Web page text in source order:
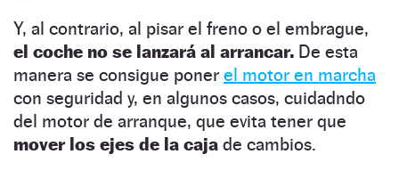
Y, al contrario, al pisar el freno o el embrague,
el coche no se lanzará al arrancar. De esta
manera se consigue poner el motor en marcha
con seguridad y, en algunos casos, cuidadndo
del motor de arranque, que evita tener que
mover los ejes de la caja de cambios.